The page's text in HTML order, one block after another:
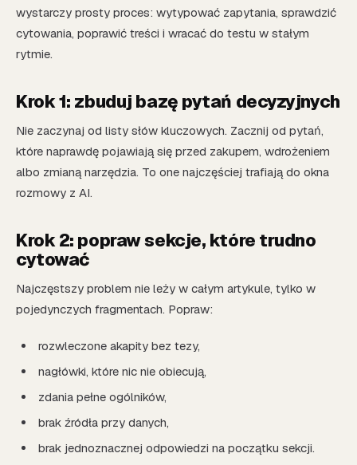
wystarczy prosty proces: wytypować zapytania, sprawdzić
cytowania, poprawić treści i wracać do testu w stałym
rytmie.
Krok 1: zbuduj bazę pytań decyzyjnych
Nie zaczynaj od listy słów kluczowych. Zacznij od pytań,
które naprawdę pojawiają się przed zakupem, wdrożeniem
albo zmianą narzędzia. To one najczęściej trafiają do okna
rozmowy z AI.
Krok 2: popraw sekcje, które trudno
cytować
Najczęstszy problem nie leży w całym artykule, tylko w
pojedynczych fragmentach. Popraw:
rozwleczone akapity bez tezy,
nagłówki, które nic nie obiecują,
zdania pełne ogólników,
brak źródła przy danych,
brak jednoznacznej odpowiedzi na początku sekcji.